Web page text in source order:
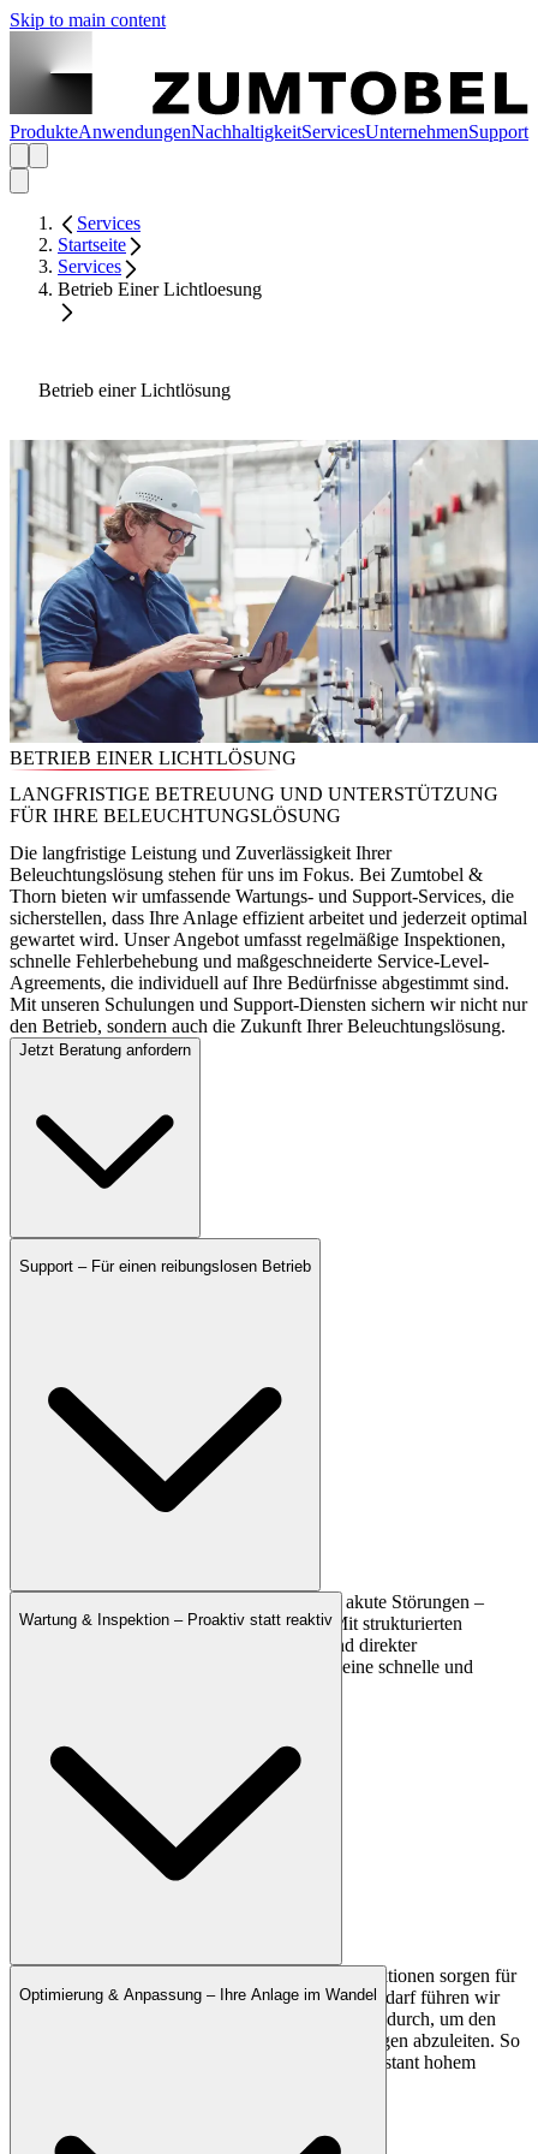
Skip to main content
ProdukteAnwendungenNachhaltigkeitServicesUnternehmenSupport
Services
Startseite
Services
Betrieb Einer Lichtloesung
Betrieb einer Lichtlösung
BETRIEB EINER LICHTLÖSUNG
LANGFRISTIGE BETREUUNG UND UNTERSTÜTZUNG
FÜR IHRE BELEUCHTUNGSLÖSUNG
Die langfristige Leistung und Zuverlässigkeit Ihrer
Beleuchtungslösung stehen für uns im Fokus. Bei Zumtobel &
Thorn bieten wir umfassende Wartungs- und Support-Services, die
sicherstellen, dass Ihre Anlage effizient arbeitet und jederzeit optimal
gewartet wird. Unser Angebot umfasst regelmäßige Inspektionen,
schnelle Fehlerbehebung und maßgeschneiderte Service-Level-
Agreements, die individuell auf Ihre Bedürfnisse abgestimmt sind.
Mit unseren Schulungen und Support-Diensten sichern wir nicht nur
den Betrieb, sondern auch die Zukunft Ihrer Beleuchtungslösung.
Jetzt Beratung anfordern
Support – Für einen reibungslosen Betrieb
Ob Bedienfragen, Systemanpassungen oder akute Störungen –
unser Support-Team steht Ihnen zur Seite. Mit strukturierten
Serviceprozessen, erfahrenen Technikern und direkter
Ansprechpartner-Unterstützung sichern wir eine schnelle und
Wartung & Inspektion – Proaktiv statt reaktiv
Regelmäßige Wartungszyklen und visuelle Inspektionen sorgen für
einen störungsfreien und sicheren Betrieb. Bei Bedarf führen wir
Messungen der Lichtstärke und Systemparameter durch, um den
Zustand der Anlage zu bewerten und Optimierungen abzuleiten. So
bleibt die Performance Ihrer Beleuchtung auf konstant hohem
Optimierung & Anpassung – Ihre Anlage im Wandel